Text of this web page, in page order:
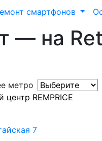
смартфонов
— на
метро
центр REMPRICE
7